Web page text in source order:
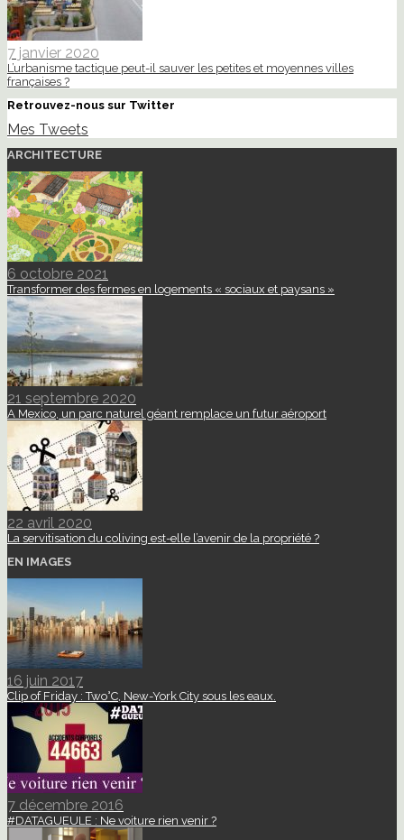
7 janvier 2020
L’urbanisme tactique peut-il sauver les petites et moyennes villes
françaises ?
Retrouvez-nous sur Twitter
Mes Tweets
ARCHITECTURE
6 octobre 2021
Transformer des fermes en logements « sociaux et paysans »
21 septembre 2020
A Mexico, un parc naturel géant remplace un futur aéroport
22 avril 2020
La servitisation du coliving est-elle l’avenir de la propriété ?
EN IMAGES
16 juin 2017
Clip of Friday : Two°C, New-York City sous les eaux.
7 décembre 2016
#DATAGUEULE : Ne voiture rien venir ?